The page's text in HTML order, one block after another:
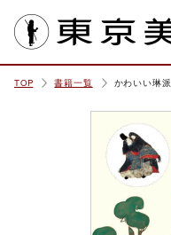
TOP 書籍一覧 かわいい琳派